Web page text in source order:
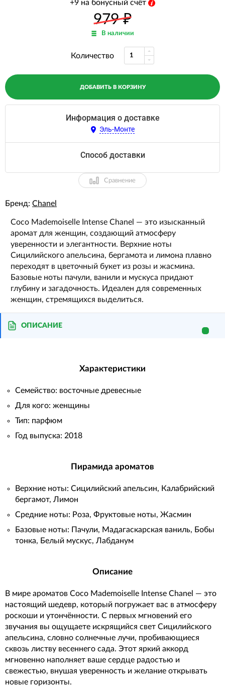
+9 на бонусный счёт
979₽
В наличии
Количество
ДОБАВИТЬ В КОРЗИНУ
Информация о доставке
Эль-Монте
Способ доставки
Сравнение
Бренд: Chanel
Coco Mademoiselle Intense Chanel — это изысканный
аромат для женщин, создающий атмосферу
уверенности и элегантности. Верхние ноты
Сицилийского апельсина, бергамота и лимона плавно
переходят в цветочный букет из розы и жасмина.
Базовые ноты пачули, ванили и мускуса придают
глубину и загадочность. Идеален для современных
женщин, стремящихся выделиться.
ОПИСАНИЕ
Характеристики
Семейство: восточные древесные
Для кого: женщины
Тип: парфюм
Год выпуска: 2018
Пирамида ароматов
Верхние ноты: Сицилийский апельсин, Калабрийский
бергамот, Лимон
Средние ноты: Роза, Фруктовые ноты, Жасмин
Базовые ноты: Пачули, Мадагаскарская ваниль, Бобы
тонка, Белый мускус, Лабданум
Описание
В мире ароматов Coco Mademoiselle Intense Chanel — это
настоящий шедевр, который погружает вас в атмосферу
роскоши и утончённости. С первых мгновений его
звучания вы ощущаете искрящийся свет Сицилийского
апельсина, словно солнечные лучи, пробивающиеся
сквозь листву весеннего сада. Этот яркий аккорд
мгновенно наполняет ваше сердце радостью и
свежестью, внушая уверенность и желание открывать
новые горизонты.